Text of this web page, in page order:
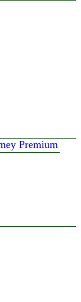
Premium